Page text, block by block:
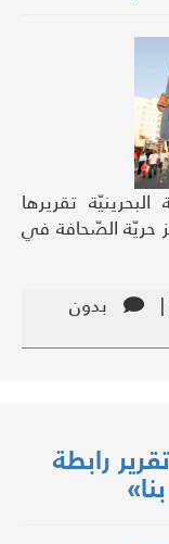
تقريرها
حريّة الصّحافة في
بدون
رابطة